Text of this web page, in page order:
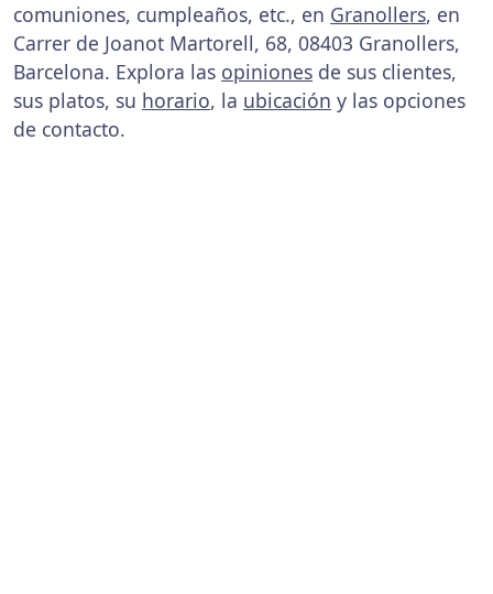
comuniones, cumpleaños, etc., en Granollers, en
Carrer de Joanot Martorell, 68, 08403 Granollers,
Barcelona. Explora las opiniones de sus clientes,
sus platos, su horario, la ubicación y las opciones
de contacto.